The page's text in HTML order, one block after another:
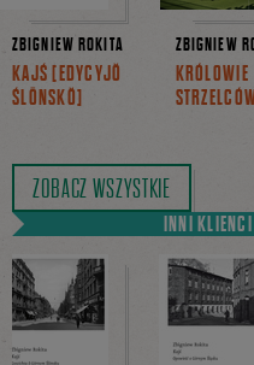
ZBIGNIEW ROKITA
KAJŚ [EDYCYJŎ
ŚLŌNSKŎ]
ZBIGNIEW
KRÓLOWIE
ZOBACZ WSZYSTKIE
INNI